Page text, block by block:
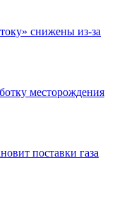
снижены из-за
месторождения
поставки газа